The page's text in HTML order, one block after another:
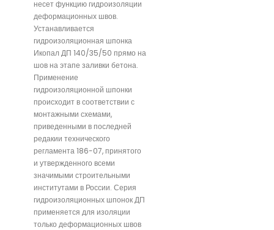
несет функцию гидроизоляции
деформационных швов.
Устанавливается
гидроизоляционная шпонка
Икопал ДП 140/35/50 прямо на
шов на этапе заливки бетона.
Применение
гидроизоляционной шпонки
происходит в соответствии с
монтажными схемами,
приведенными в последней
редакии технического
регламента 186-07, принятого
и утвержденного всеми
значимыми строительными
институтами в России. Серия
гидроизоляционных шпонок ДП
применяется для изоляции
только деформационных швов